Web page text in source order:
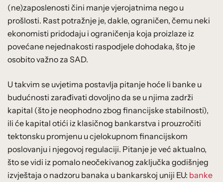
(ne)zaposlenosti čini manje vjerojatnima nego u
prošlosti. Rast potražnje je, dakle, ograničen, čemu neki
ekonomisti pridodaju i ograničenja koja proizlaze iz
povećane nejednakosti raspodjele dohodaka, što je
osobito važno za SAD.
U takvim se uvjetima postavlja pitanje hoće li banke u
budućnosti zarađivati dovoljno da se u njima zadrži
kapital (što je neophodno zbog financijske stabilnosti),
ili će kapital otići iz klasičnog bankarstva i prouzročiti
tektonsku promjenu u cjelokupnom financijskom
poslovanju i njegovoj regulaciji. Pitanje je već aktualno,
što se vidi iz pomalo neočekivanog zaključka godišnjeg
izvještaja o nadzoru banaka u bankarskoj uniji EU: banke